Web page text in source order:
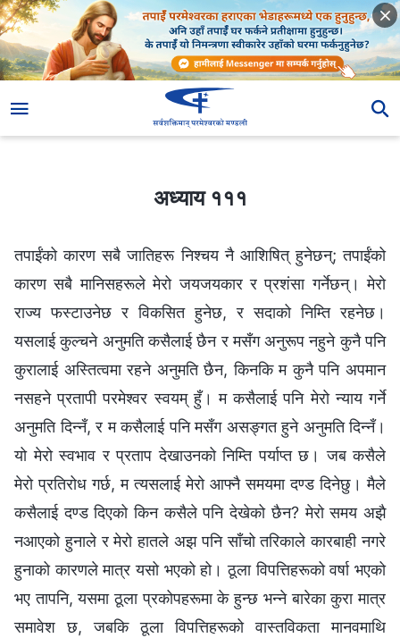
अध्याय १११
तपाईंको कारण सबै जातिहरू निश्‍चय नै आशिषित् हुनेछन्; तपाईंको
कारण सबै मानिसहरूले मेरो जयजयकार र प्रशंसा गर्नेछन्। मेरो
राज्य फस्टाउनेछ र विकसित हुनेछ, र सदाको निम्ति रहनेछ।
यसलाई कुल्चने अनुमति कसैलाई छैन र मसँग अनुरूप नहुने कुनै पनि
कुरालाई अस्तित्वमा रहने अनुमति छैन, किनकि म कुनै पनि अपमान
नसहने प्रतापी परमेश्‍वर स्वयम् हुँ। म कसैलाई पनि मेरो न्याय गर्ने
अनुमति दिन्‍नँ, र म कसैलाई पनि मसँग असङ्गत हुने अनुमति दिन्‍नँ।
यो मेरो स्वभाव र प्रताप देखाउनको निम्ति पर्याप्त छ। जब कसैले
मेरो प्रतिरोध गर्छ, म त्यसलाई मेरो आफ्नै समयमा दण्ड दिनेछु। मैले
कसैलाई दण्ड दिएको किन कसैले पनि देखेको छैन? मेरो समय अझै
नआएको हुनाले र मेरो हातले अझ पनि साँचो तरिकाले कारबाही नगरे
हुनाको कारणले मात्र यसो भएको हो। ठूला विपत्तिहरूको वर्षा भएको
भए तापनि, यसमा ठूला प्रकोपहरूमा के हुन्छ भन्‍ने बारेका कुरा मात्र
समावेश छ, जबकि ठूला विपत्तिहरूको वास्तविकता मानवमाथि